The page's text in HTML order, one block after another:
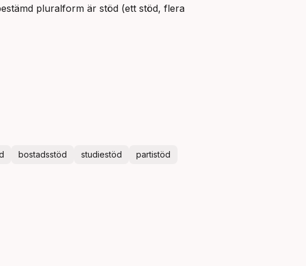
pluralform är stöd (ett stöd, flera
bostadsstöd studiestöd
partistöd